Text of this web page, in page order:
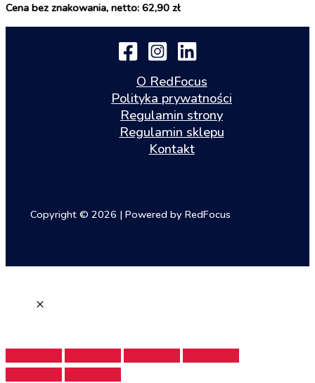
Cena bez znakowania, netto: 62,90 zł
O RedFocus
Polityka prywatności
Regulamin strony
Regulamin sklepu
Kontakt
Copyright © 2026 | Powered by RedFocus